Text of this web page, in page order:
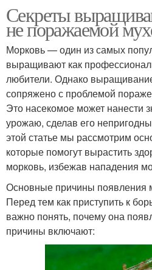
Секреты
не поражаемой
Морковь — один из самых
выращивают как
любители. Однако
сопряжено с проблемой
Это насекомое может нанести
урожаю, сделав его
этой статье мы рассмотрим
которые помогут вырастить
морковь, избежав нападения
Основные причины появления
Перед тем как приступить к
важно понять, почему она
причины включают: